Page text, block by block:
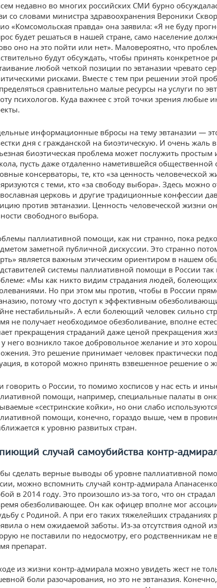
недавно во многих российских СМИ бурно
со словами министра здравоохранения Вероники
«Комсомольская правда» она заявила: «Я не буду
будет решаться в нашей стране, само население
оно на это пойти или нет». Маловероятно, что
будут обсуждать, чтобы принять конкретное
любой четкой позиции по эвтаназии чревато
рисками. Вместе с тем при решении этой
сравнительно малые ресурсы на услуги по
психологов. Куда важнее с этой точки зрения любые
информационные вбросы на тему эвтаназии —
дня с гражданской на биоэтическую. И очень жаль
биоэтическая проблема может послужить простым
пусть даже отдаленно наметившейся общественной
консерваторы, те, кто «за ценность человеческой
с теми, кто «за свободу выбора». Здесь можно
церковь и другие традиционные конфессии
против эвтаназии. Ценность человеческой жизни
свободного выбора.
паллиативной помощи, как ни странно, пока редко
заметной публичной дискуссии. Это странно
является важным этическим ориентиром в нашем
системы паллиативной помощи в России так
«Мы как никто видим страдания людей,
Но при этом мы против, чтобы в России
потому что доступ к эффективным
нестабильный». А если болеющий человек сильно
не получает необходимое обезболивание, вполне
прекращения страданий даже ценой прекращения
у него возникло такое добровольное желание и это
Это решение принимает человек практически
в которой можно принять взвешенное решение о
говорить о России, то помимо хосписов у нас есть и
помощи, например, специальные палаты в
«сестринские койки», но они слабо
помощи, конечно, гораздо выше, чем в
к уровню развитых стран.
случай самоубийства контр-
сделать верные выводы об уровне паллиативной
можно вспомнить случай контр-адмирала
в 2014 году. Это произошло из-за того, что он
обезболивающее. Он как офицер вполне мог
с Родиной. А при его таких тяжелейших страданиях
о нем ожидаемой заботы. Из-за отсутствия одной
не поставили по недосмотру, его родственникам
препарат.
из жизни контр-адмирала можно увидеть жест не
боли разочарования, но это не эвтаназия.